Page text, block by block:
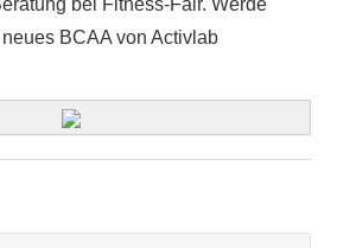
bei Fitness-Fair. Werde
BCAA von Activlab